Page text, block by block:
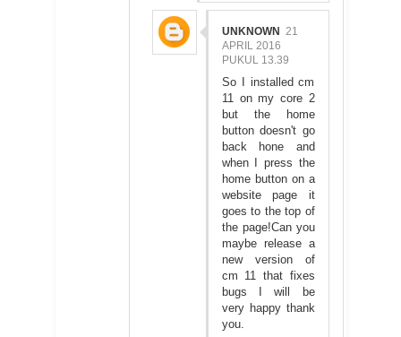
UNKNOWN 21
APRIL 2016
PUKUL 13.39
So I installed cm
11 on my core 2
but the home
button doesn't go
back hone and
when I press the
home button on a
website page it
goes to the top of
the page!Can you
maybe release a
new version of
cm 11 that fixes
bugs I will be
very happy thank
you.